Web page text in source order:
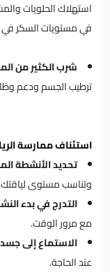
استهلاك الحلويات
في مستويات السكر في
شرب الكثير من
ترطيب الجسم ودعم
استئناف ممارسة
تحديد الأنشطة
وتناسب مستوى لياقتك
التدرج في بدء
مع مرور الوقت.
الاستماع إلى
عند الحاجة.